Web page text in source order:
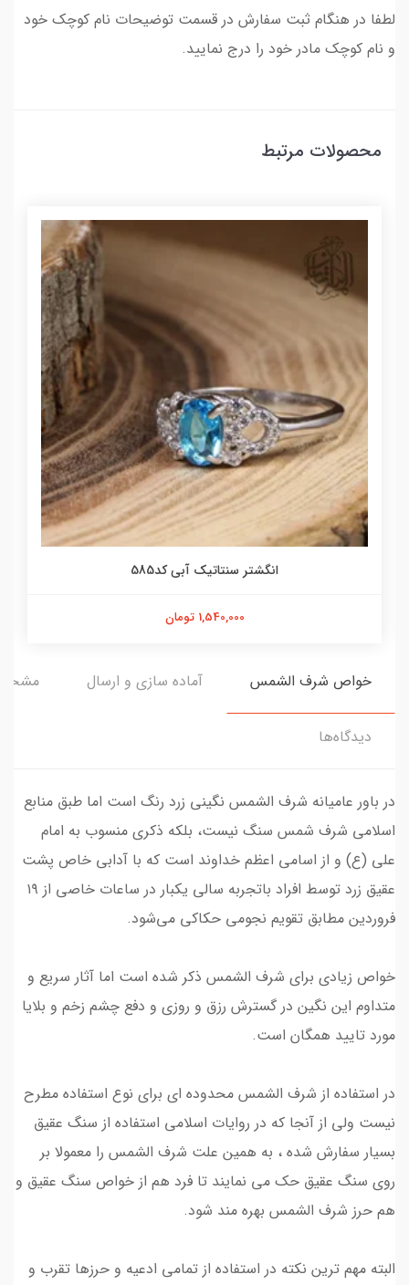
لطفا در هنگام ثبت سفارش در قسمت توضیحات نام کوچک خود
و نام کوچک مادر خود را درج نمایید.
محصولات مرتبط
انگشتر سنتاتیک آبی کد585
1,540,000 تومان
خواص شرف الشمس آماده سازی و ارسال
دیدگاه‌ها
در باور عامیانه شرف الشمس نگینی زرد رنگ است اما طبق منابع
اسلامی شرف شمس سنگ نیست، بلکه ذکری منسوب به امام
علی (ع) و از اسامی اعظم خداوند است که با آدابی خاص پشت
عقیق زرد توسط افراد باتجربه سالی یکبار در ساعات خاصی از ۱۹
فروردین مطابق تقویم‌ نجومی حکاکی می‌شود.
خواص زیادی برای شرف الشمس ذکر شده است اما آثار سریع و
متداوم این نگین در گسترش رزق و روزی و دفع چشم زخم و بلایا
مورد تایید همگان است.
در استفاده از شرف الشمس محدوده ای برای نوع استفاده مطرح
نیست ولی از آنجا که در روایات اسلامی استفاده از سنگ عقیق
بسیار سفارش شده ، به همین علت شرف الشمس را معمولا بر
روی سنگ عقیق حک می نمایند تا فرد هم از خواص سنگ عقیق و
هم حرز شرف الشمس بهره مند شود.
البته مهم ترین نکته در استفاده از تمامی ادعیه و حرزها تقرب و